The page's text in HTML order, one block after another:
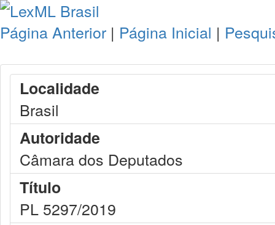
Página Anterior | Página Inicial |
Localidade
Brasil
Autoridade
Câmara dos Deputados
Título
PL 5297/2019